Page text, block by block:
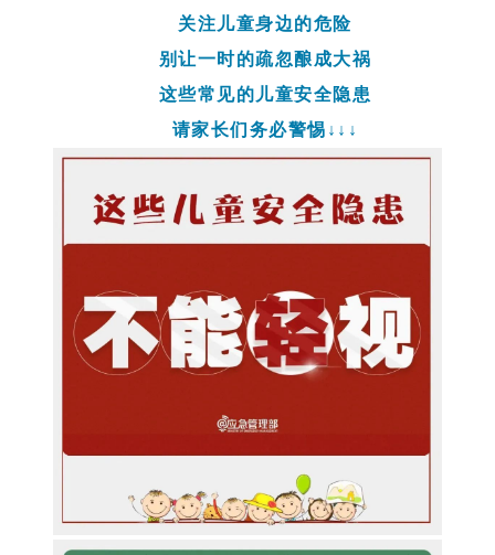
关注儿童身边的危险
别让一时的疏忽酿成大祸
这些常见的儿童安全隐患
请家长们务必警惕 ↓↓↓